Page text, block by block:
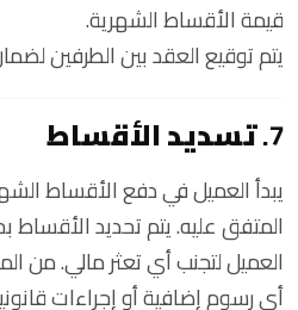
قيمة الأقساط الشهرية.
يتم توقيع العقد بين الطرفين
7. تسديد الأقساط
يبدأ العميل في دفع الأقساط
المتفق عليه. يتم تحديد
العميل لتجنب أي تعثر مالي. من
أي رسوم إضافية أو إجراءات